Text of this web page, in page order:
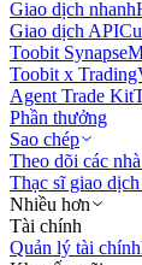
Giao dịch nhanh
Giao dịch API
Toobit Synapse
Toobit x
Agent Trade Kit
Phần thưởng
Sao chép
Theo dõi các
Thạc sĩ giao
Nhiều hơn
Tài chính
Quản lý tài chính